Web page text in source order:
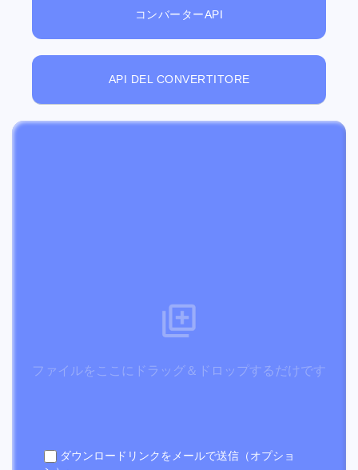
コンバーターAPI
API DEL CONVERTITORE
ファイルをここにドラッグ＆ドロップするだけです
ダウンロードリンクをメールで送信（オプショ